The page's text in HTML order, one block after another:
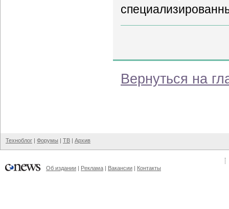
Вернуться на
Техноблог | Форумы | ТВ | Архив
Об издании | Реклама | Вакансии | Контакты